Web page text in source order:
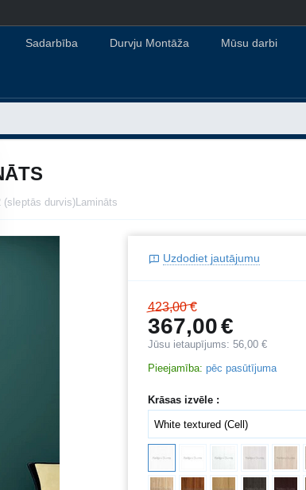
Sadarbība Durvju Montāža Mūsu darbi
(sleptās durvis)Lamināts
Uzdodiet jautājumu
423,00 €
367,00€
Jūsu ietaupījums:56,00 €
Pieejamība: pēc pasūtījuma
Krāsas izvēle :